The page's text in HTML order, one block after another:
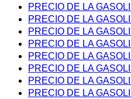
PRECIO DE LA
PRECIO DE LA
PRECIO DE LA
PRECIO DE LA
PRECIO DE LA
PRECIO DE LA
PRECIO DE LA
PRECIO DE LA